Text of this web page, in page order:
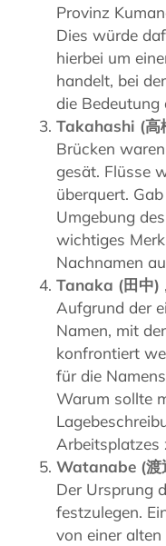
Provinz
Dies würde
hierbei um
handelt, bei
die Bedeutung
Takahashi (高
Brücken
gesät. Flüsse
überquert.
Umgebung
wichtiges
Nachnamen
Tanaka (田中)
Aufgrund der
Namen, mit
konfrontiert
für die
Warum sollte
Arbeitsplatzes
Watanabe (渡
Der Ursprung
festzulegen.
von einer